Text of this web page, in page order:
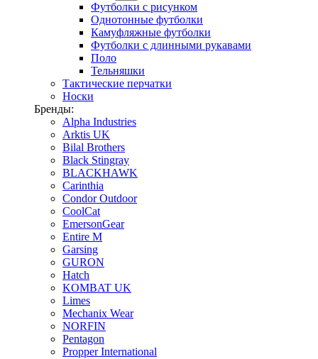
Футболки с рисунком
Однотонные футболки
Камуфляжные футболки
Футболки с длинными рукавами
Поло
Тельняшки
Тактические перчатки
Носки
Бренды:
Alpha Industries
Arktis UK
Bilal Brothers
Black Stingray
BLACKHAWK
Carinthia
Condor Outdoor
CoolCat
EmersonGear
Entire M
Garsing
GURON
Hatch
KOMBAT UK
Limes
Mechanix Wear
NORFIN
Pentagon
Propper International